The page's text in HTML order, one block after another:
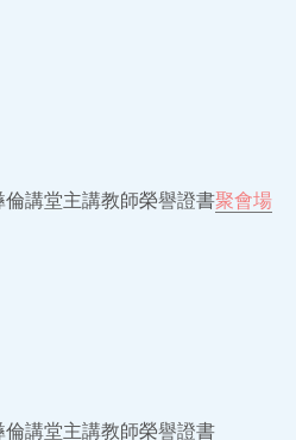
講堂主講教師榮譽證書聚會場
講堂主講教師榮譽證書